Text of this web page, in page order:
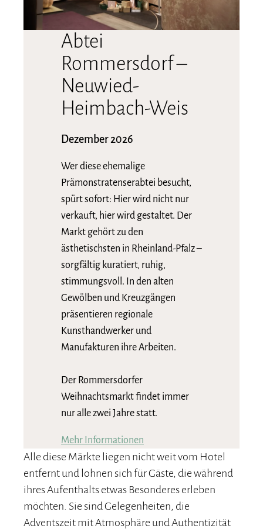
Abtei
Rommersdorf –
Neuwied-
Heimbach-Weis
Dezember 2026
Wer diese ehemalige
Prämonstratenserabtei besucht,
spürt sofort: Hier wird nicht nur
verkauft, hier wird gestaltet. Der
Markt gehört zu den
ästhetischsten in Rheinland-Pfalz –
sorgfältig kuratiert, ruhig,
stimmungsvoll. In den alten
Gewölben und Kreuzgängen
präsentieren regionale
Kunsthandwerker und
Manufakturen ihre Arbeiten.
Der Rommersdorfer
Weihnachtsmarkt findet immer
nur alle zwei Jahre statt.
Mehr Informationen
Alle diese Märkte liegen nicht weit vom Hotel
entfernt und lohnen sich für Gäste, die während
ihres Aufenthalts etwas Besonderes erleben
möchten. Sie sind Gelegenheiten, die
Adventszeit mit Atmosphäre und Authentizität